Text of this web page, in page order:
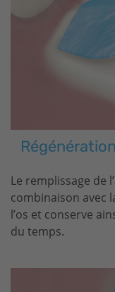
Le remplissage de
combinaison avec
l’os et conserve
du temps.